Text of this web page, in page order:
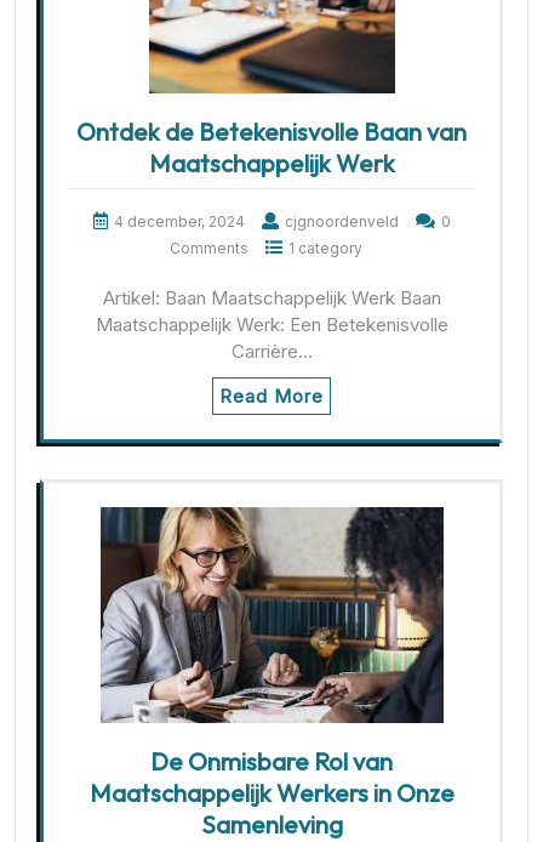
Ontdek de Betekenisvolle Baan van
Maatschappelijk Werk
4 december, 2024 cjgnoordenveld
0
Comments
1 category
Artikel: Baan Maatschappelijk Werk Baan
Maatschappelijk Werk: Een Betekenisvolle
Carrière…
Read More
De Onmisbare Rol van
Maatschappelijk Werkers in Onze
Samenleving